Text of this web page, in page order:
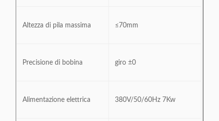
Altezza di pila massima ≤70mm
Precisione di bobina giro ±0
Alimentazione elettrica 380V/50/60Hz 7Kw